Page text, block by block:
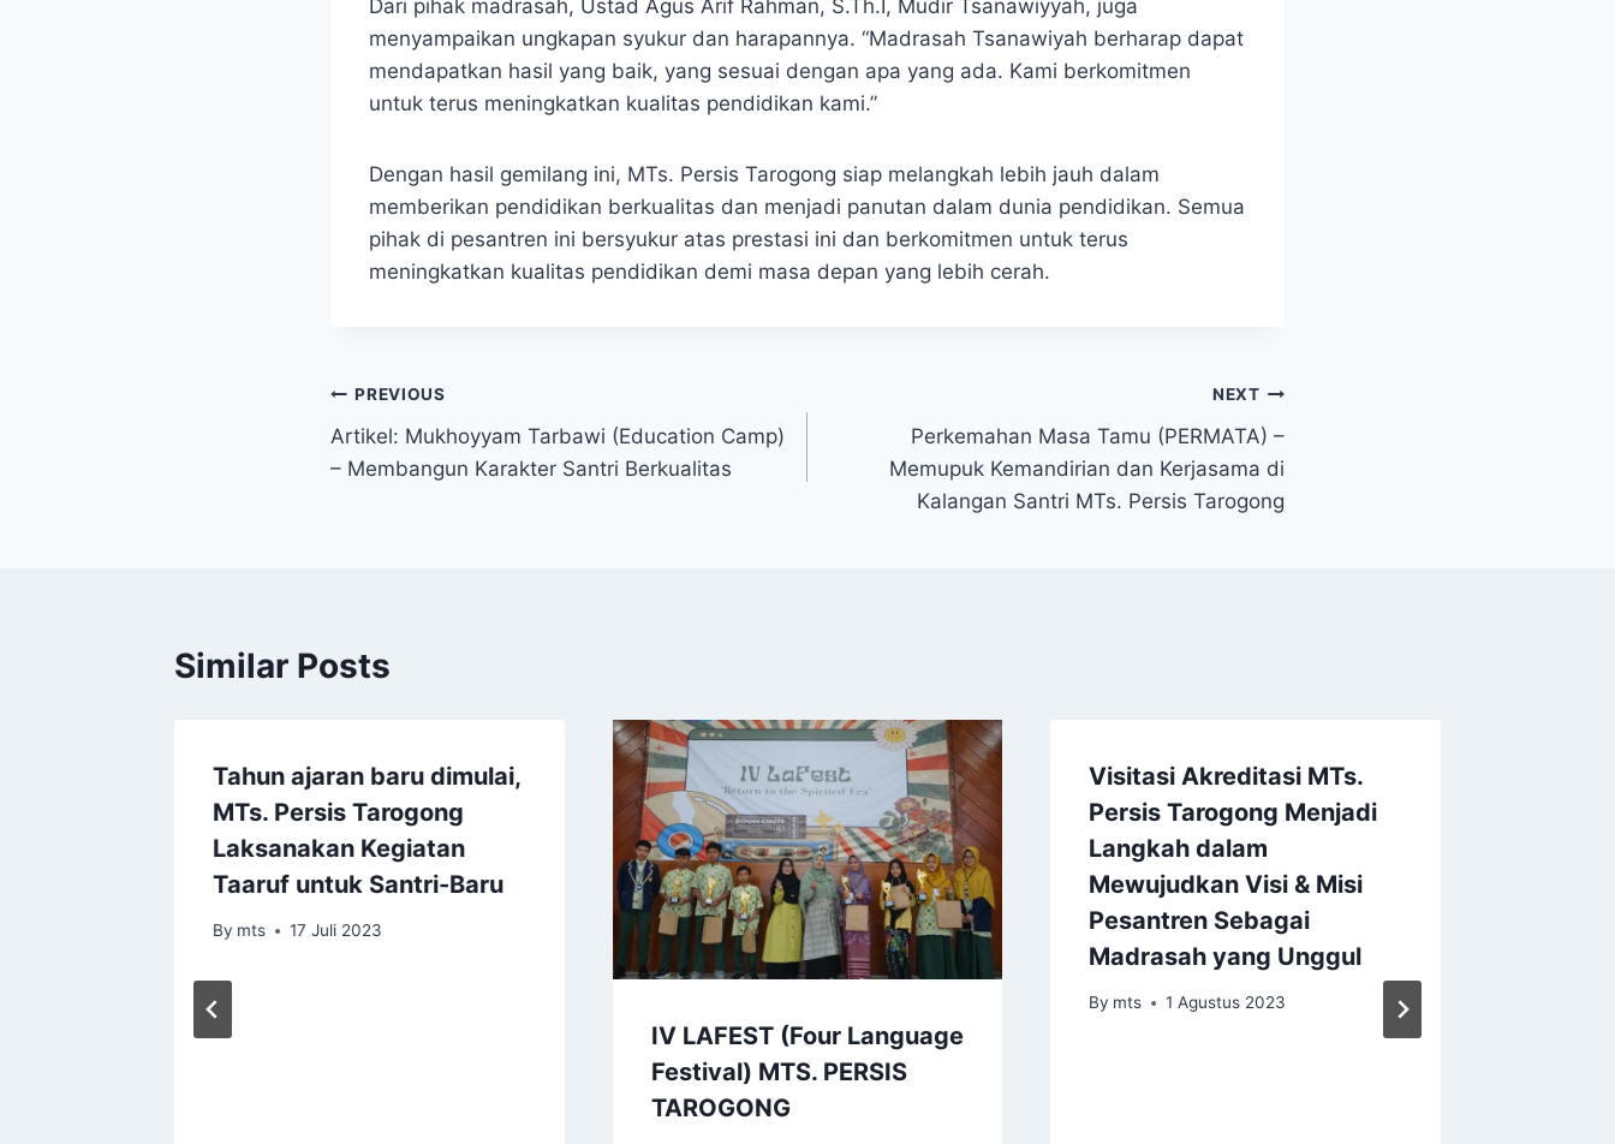
Dari pihak madrasah, Ustad Agus Arif Rahman, S.Th.I, Mudir Tsanawiyyah, juga
menyampaikan ungkapan syukur dan harapannya. “Madrasah Tsanawiyah berharap dapat
mendapatkan hasil yang baik, yang sesuai dengan apa yang ada. Kami berkomitmen
untuk terus meningkatkan kualitas pendidikan kami.”
Dengan hasil gemilang ini, MTs. Persis Tarogong siap melangkah lebih jauh dalam
memberikan pendidikan berkualitas dan menjadi panutan dalam dunia pendidikan. Semua
pihak di pesantren ini bersyukur atas prestasi ini dan berkomitmen untuk terus
meningkatkan kualitas pendidikan demi masa depan yang lebih cerah.
PREVIOUS
Artikel: Mukhoyyam Tarbawi (Education Camp)
– Membangun Karakter Santri Berkualitas
NEXT
Perkemahan Masa Tamu (PERMATA) –
Memupuk Kemandirian dan Kerjasama di
Kalangan Santri MTs. Persis Tarogong
Similar Posts
Tahun ajaran baru dimulai,
MTs. Persis Tarogong
Laksanakan Kegiatan
Taaruf untuk Santri-Baru
By mts 17 Juli 2023
IV LAFEST (Four Language
Festival) MTS. PERSIS
TAROGONG
Visitasi Akreditasi MTs.
Persis Tarogong Menjadi
Langkah dalam
Mewujudkan Visi & Misi
Pesantren Sebagai
Madrasah yang Unggul
By mts 1 Agustus 2023